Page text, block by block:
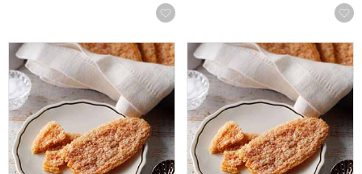
お気に入りに登録する
ホテルニューオータニ リーフパイ(プレーン7枚入)[L-24]【年
ホテルニューオータニ リー